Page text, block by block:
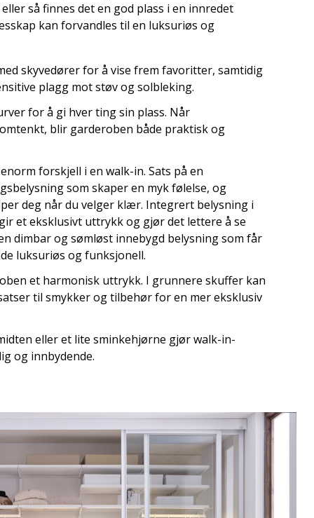
så finnes det en god plass i en innredet
kan forvandles til en luksuriøs og
skyvedører for å vise frem favoritter, samtidig
plagg mot støv og solbleking.
for å gi hver ting sin plass. Når
blir garderoben både praktisk og
forskjell i en walk-in. Sats på en
som skaper en myk følelse, og
deg når du velger klær. Integrert belysning i
et eksklusivt uttrykk og gjør det lettere å se
dimbar og sømløst innebygd belysning som får
luksuriøs og funksjonell.
et harmonisk uttrykk. I grunnere skuffer kan
til smykker og tilbehør for en mer eksklusiv
eller et lite sminkehjørne gjør walk-in-
og innbydende.